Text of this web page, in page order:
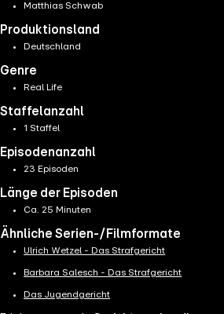
Matthias Schwab
Produktionsland
Deutschland
Genre
Real Life
Staffelanzahl
1 Staffel
Episodenanzahl
23 Episoden
Länge der Episoden
Ca. 25 Minuten
Ähnliche Serien-/Filmformate
Ulrich Wetzel - Das Strafgericht
Barbara Salesch - Das Strafgericht
Das Jugendgericht